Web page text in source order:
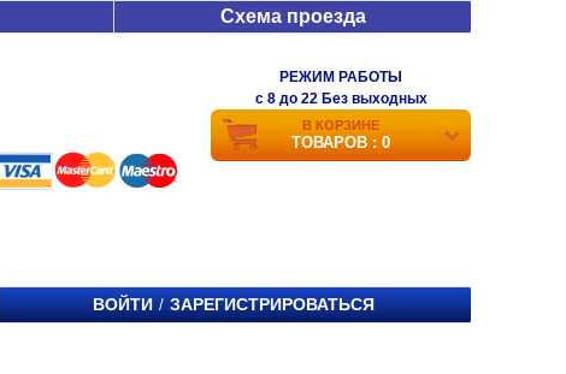
Схема проезда
РЕЖИМ РАБОТЫ
c 8 до 22 Без выходных
В КОРЗИНЕ
ТОВАРОВ : 0
ВОЙТИ / ЗАРЕГИСТРИРОВАТЬСЯ